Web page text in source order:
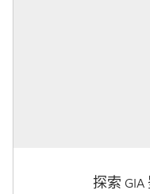
探索